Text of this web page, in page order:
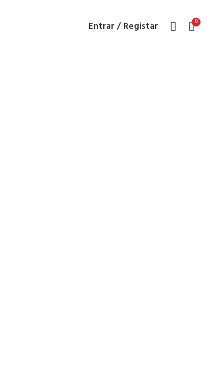
Entrar / Registar 0